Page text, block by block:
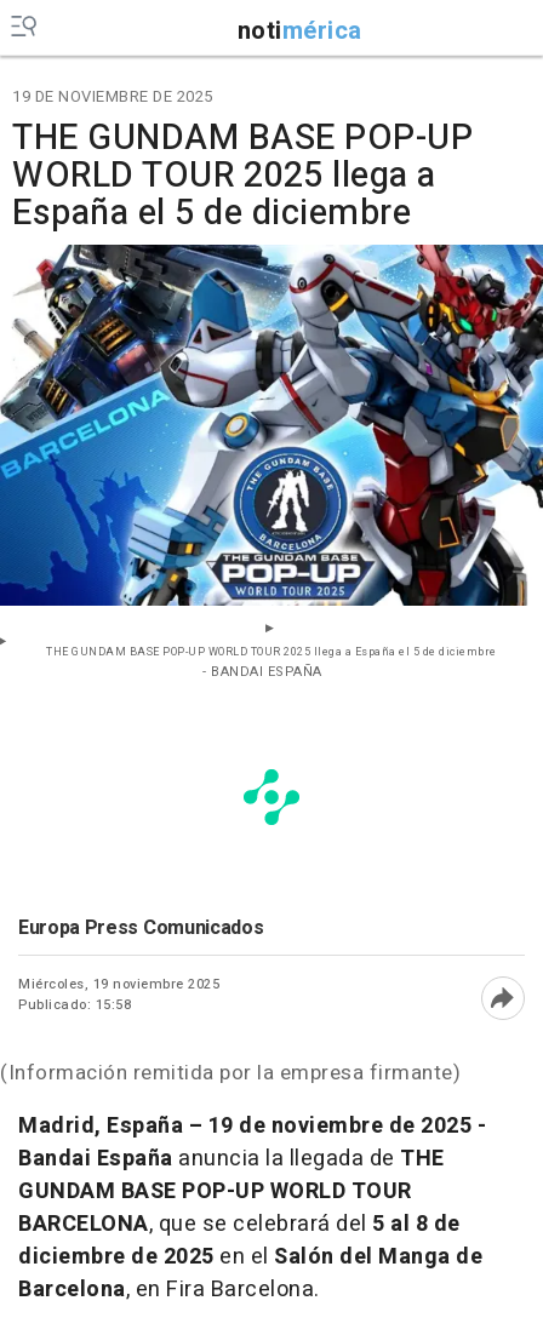
notimérica
19 DE NOVIEMBRE DE 2025
THE GUNDAM BASE POP-UP
WORLD TOUR 2025 llega a
España el 5 de diciembre
THE GUNDAM BASE POP-UP WORLD TOUR 2025 llega a España el 5 de diciembre
- BANDAI ESPAÑA
Europa Press Comunicados
Miércoles, 19 noviembre 2025
Publicado: 15:58
(Información remitida por la empresa firmante)
Madrid, España – 19 de noviembre de 2025 -
Bandai España anuncia la llegada de THE
GUNDAM BASE POP-UP WORLD TOUR
BARCELONA, que se celebrará del 5 al 8 de
diciembre de 2025 en el Salón del Manga de
Barcelona, en Fira Barcelona.